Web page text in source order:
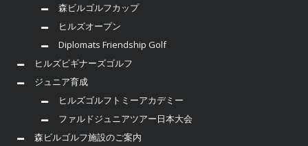
森ビルゴルフカップ
ヒルズオープン
Diplomats Friendship Golf
ヒルズビギナーズゴルフ
ジュニア育成
ヒルズゴルフトミーアカデミー
ファルドジュニアツアー日本大会
森ビルゴルフ施設のご案内